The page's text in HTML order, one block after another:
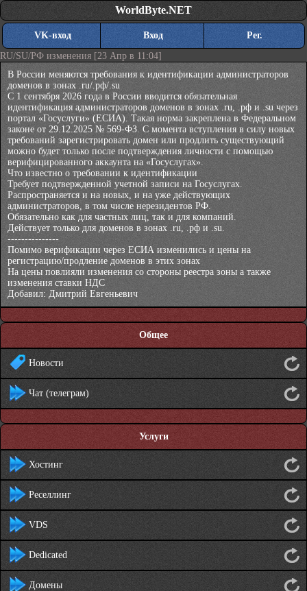
WorldByte.NET
VK-вход Вход
Рег.
RU/SU/РФ изменения [23 Апр в 11:04]
В России меняются требования к идентификации администраторов
доменов в зонах .ru/.рф/.su
С 1 сентября 2026 года в России вводится обязательная
идентификация администраторов доменов в зонах .ru, .рф и .su через
портал «Госуслуги» (ЕСИА). Такая норма закреплена в Федеральном
законе от 29.12.2025 № 569-ФЗ. С момента вступления в силу новых
требований зарегистрировать домен или продлить существующий
можно будет только после подтверждения личности с помощью
верифицированного аккаунта на «Госуслугах».
Что известно о требовании к идентификации
Требует подтвержденной учетной записи на Госуслугах.
Распространяется и на новых, и на уже действующих
администраторов, в том числе нерезидентов РФ.
Обязательно как для частных лиц, так и для компаний.
Действует только для доменов в зонах .ru, .рф и .su.
---------------
Помимо верификации через ЕСИА изменились и цены на
регистрацию/продление доменов в этих зонах
На цены повлияли изменения со стороны реестра зоны а также
изменения ставки НДС
Добавил:Дмитрий Евгеньевич
Общее
Новости
Чат (телеграм)
Услуги
Хостинг
Реселлинг
VDS
Dedicated
Домены